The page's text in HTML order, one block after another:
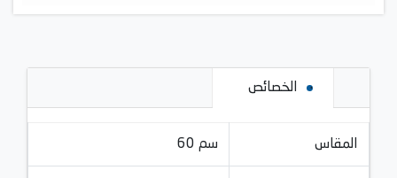
الخصائص
المقاس 60 سم